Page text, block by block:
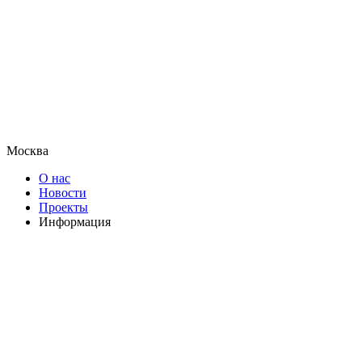
Москва
О нас
Новости
Проекты
Информация